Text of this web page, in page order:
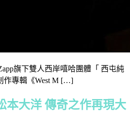
旗下雙人西岸嘻哈團體「 西屯純
作專輯《West M […]
本大洋 傳奇之作再現大